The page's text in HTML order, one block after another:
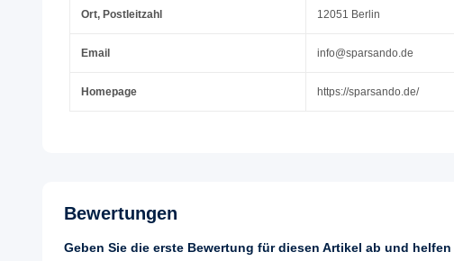
Ort, Postleitzahl 12051 Berlin
Email info@sparsando.de
Homepage https://sparsando.de/
Bewertungen
Geben Sie die erste Bewertung für diesen Artikel ab und